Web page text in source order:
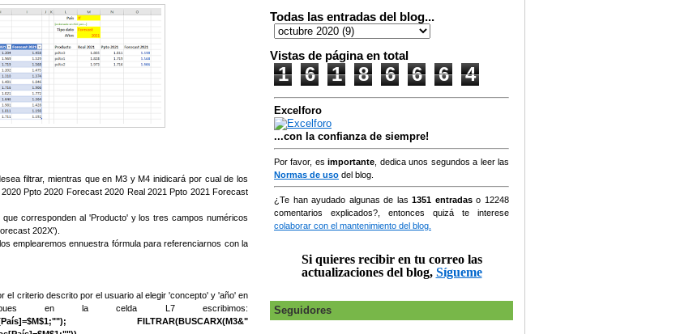
filtrar, mientras que en M3 y M4 inidicará por cual de los
Ppto 2020 Forecast 2020 Real 2021 Ppto 2021 Forecast
corresponden al 'Producto' y los tres campos numéricos
202X').
emplearemos ennuestra fórmula para referenciarnos con la
el criterio descrito por el usuario al elegir 'concepto' y 'año' en
en la celda L7 escribimos:
FILTRAR(BUSCARX(M3&"
Todas las entradas del blog...
Vistas de página en total
1 6 1 8 6 6 6 4
Excelforo
...con la confianza de siempre!
Por favor, esimportante , dedica unos segundos a leer las
Normas de uso del blog.
¿Te han ayudado algunas de las1351 entradaso 12248
comentarios explicados?, entonces quizá te interese
colaborar con el mantenimiento del blog.
Si quieres recibir en tu correo las
actualizaciones del blog, Sígueme
Seguidores